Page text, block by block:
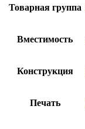
Товарная группа
Вместимость
Конструкция
Печать